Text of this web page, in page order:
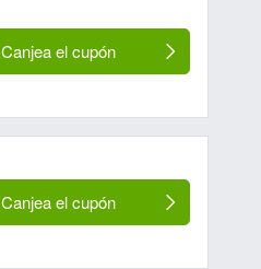
Canjea el cupón
Canjea el cupón